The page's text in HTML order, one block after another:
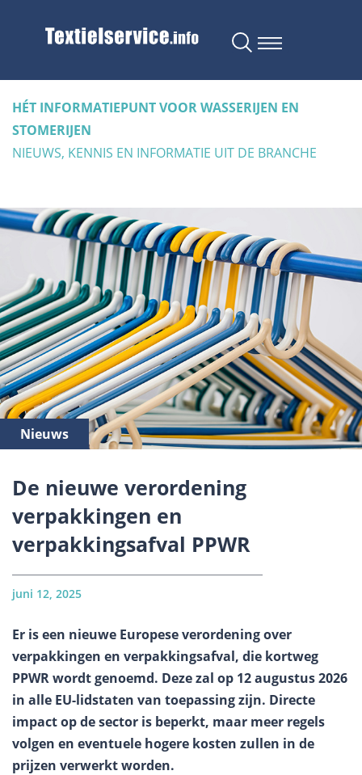
HÉT INFORMATIEPUNT VOOR WASSERIJEN EN
STOMERIJEN
NIEUWS, KENNIS EN INFORMATIE UIT DE BRANCHE
Nieuws
De nieuwe verordening
verpakkingen en
verpakkingsafval PPWR
juni 12, 2025
Er is een nieuwe Europese verordening over
verpakkingen en verpakkingsafval, die kortweg
PPWR wordt genoemd. Deze zal op 12 augustus 2026
in alle EU-lidstaten van toepassing zijn. Directe
impact op de sector is beperkt, maar meer regels
volgen en eventuele hogere kosten zullen in de
prijzen verwerkt worden.